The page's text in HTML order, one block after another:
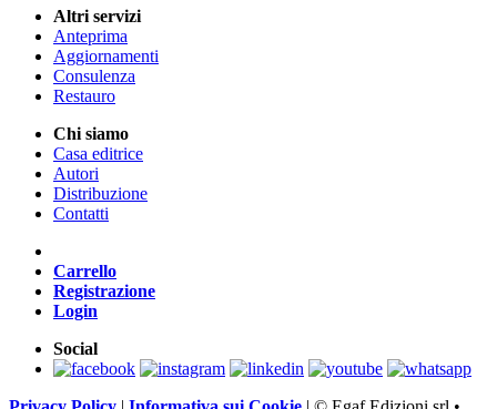
Altri servizi
Anteprima
Aggiornamenti
Consulenza
Restauro
Chi siamo
Casa editrice
Autori
Distribuzione
Contatti
Carrello
Registrazione
Login
Social